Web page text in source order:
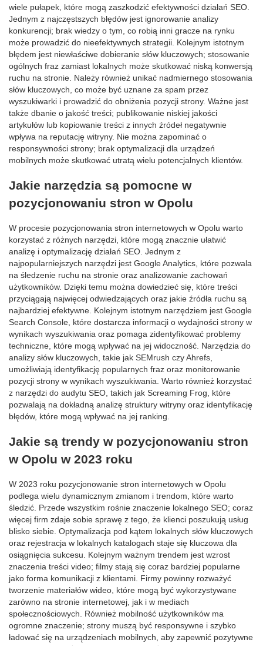
wiele pułapek, które mogą zaszkodzić efektywności działań SEO.
Jednym z najczęstszych błędów jest ignorowanie analizy
konkurencji; brak wiedzy o tym, co robią inni gracze na rynku
może prowadzić do nieefektywnych strategii. Kolejnym istotnym
błędem jest niewłaściwe dobieranie słów kluczowych; stosowanie
ogólnych fraz zamiast lokalnych może skutkować niską konwersją
ruchu na stronie. Należy również unikać nadmiernego stosowania
słów kluczowych, co może być uznane za spam przez
wyszukiwarki i prowadzić do obniżenia pozycji strony. Ważne jest
także dbanie o jakość treści; publikowanie niskiej jakości
artykułów lub kopiowanie treści z innych źródeł negatywnie
wpływa na reputację witryny. Nie można zapominać o
responsywności strony; brak optymalizacji dla urządzeń
mobilnych może skutkować utratą wielu potencjalnych klientów.
Jakie narzędzia są pomocne w
pozycjonowaniu stron w Opolu
W procesie pozycjonowania stron internetowych w Opolu warto
korzystać z różnych narzędzi, które mogą znacznie ułatwić
analizę i optymalizację działań SEO. Jednym z
najpopularniejszych narzędzi jest Google Analytics, które pozwala
na śledzenie ruchu na stronie oraz analizowanie zachowań
użytkowników. Dzięki temu można dowiedzieć się, które treści
przyciągają najwięcej odwiedzających oraz jakie źródła ruchu są
najbardziej efektywne. Kolejnym istotnym narzędziem jest Google
Search Console, które dostarcza informacji o wydajności strony w
wynikach wyszukiwania oraz pomaga zidentyfikować problemy
techniczne, które mogą wpływać na jej widoczność. Narzędzia do
analizy słów kluczowych, takie jak SEMrush czy Ahrefs,
umożliwiają identyfikację popularnych fraz oraz monitorowanie
pozycji strony w wynikach wyszukiwania. Warto również korzystać
z narzędzi do audytu SEO, takich jak Screaming Frog, które
pozwalają na dokładną analizę struktury witryny oraz identyfikację
błędów, które mogą wpływać na jej ranking.
Jakie są trendy w pozycjonowaniu stron
w Opolu w 2023 roku
W 2023 roku pozycjonowanie stron internetowych w Opolu
podlega wielu dynamicznym zmianom i trendom, które warto
śledzić. Przede wszystkim rośnie znaczenie lokalnego SEO; coraz
więcej firm zdaje sobie sprawę z tego, że klienci poszukują usług
blisko siebie. Optymalizacja pod kątem lokalnych słów kluczowych
oraz rejestracja w lokalnych katalogach staje się kluczowa dla
osiągnięcia sukcesu. Kolejnym ważnym trendem jest wzrost
znaczenia treści video; filmy stają się coraz bardziej popularne
jako forma komunikacji z klientami. Firmy powinny rozważyć
tworzenie materiałów wideo, które mogą być wykorzystywane
zarówno na stronie internetowej, jak i w mediach
społecznościowych. Również mobilność użytkowników ma
ogromne znaczenie; strony muszą być responsywne i szybko
ładować się na urządzeniach mobilnych, aby zapewnić pozytywne